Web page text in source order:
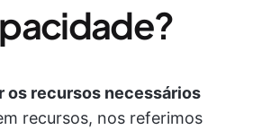
os recursos necessários
recursos, nos referimos